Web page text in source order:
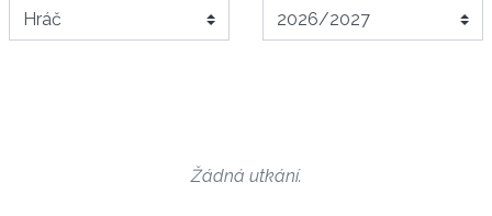
Žádná utkání.